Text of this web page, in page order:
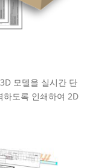
모델을 실시간 단
하도록 인쇄하여 2D